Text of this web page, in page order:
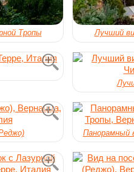
Тропы Лучший
Панорамный